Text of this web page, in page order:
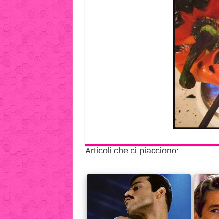
Articoli che ci piacciono: